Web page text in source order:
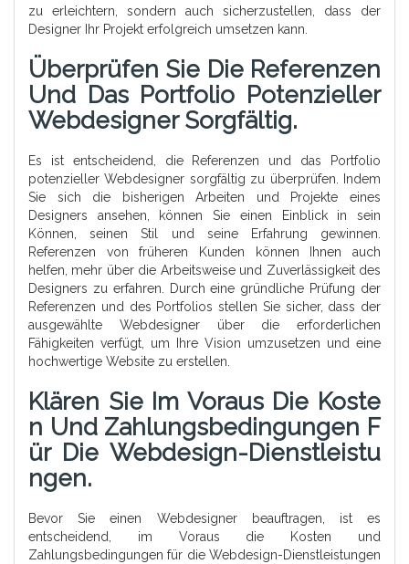
zu erleichtern, sondern auch sicherzustellen, dass der
Designer Ihr Projekt erfolgreich umsetzen kann.
Überprüfen Sie Die Referenzen
Und Das Portfolio Potenzieller
Webdesigner Sorgfältig.
Es ist entscheidend, die Referenzen und das Portfolio
potenzieller Webdesigner sorgfältig zu überprüfen. Indem
Sie sich die bisherigen Arbeiten und Projekte eines
Designers ansehen, können Sie einen Einblick in sein
Können, seinen Stil und seine Erfahrung gewinnen.
Referenzen von früheren Kunden können Ihnen auch
helfen, mehr über die Arbeitsweise und Zuverlässigkeit des
Designers zu erfahren. Durch eine gründliche Prüfung der
Referenzen und des Portfolios stellen Sie sicher, dass der
ausgewählte Webdesigner über die erforderlichen
Fähigkeiten verfügt, um Ihre Vision umzusetzen und eine
hochwertige Website zu erstellen.
Klären Sie Im Voraus Die Koste
N Und Zahlungsbedingungen F
Ür Die Webdesign-Dienstleistu
Ngen.
Bevor Sie einen Webdesigner beauftragen, ist es
entscheidend, im Voraus die Kosten und
Zahlungsbedingungen für die Webdesign-Dienstleistungen